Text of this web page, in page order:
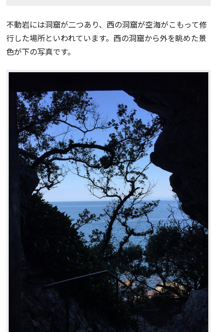
不動岩には洞窟が二つあり、西の洞窟が空海がこもって修
行した場所といわれています。西の洞窟から外を眺めた景
色が下の写真です。